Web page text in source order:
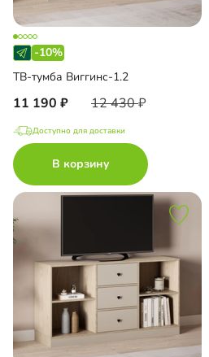
-10%
ТВ-тумба Виггинс-1.2
11 190 12 430
Доступно для доставки
В корзину